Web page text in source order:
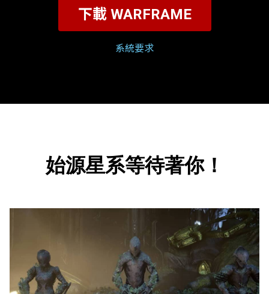
下載 WARFRAME
系統要求
始源星系等待著你！